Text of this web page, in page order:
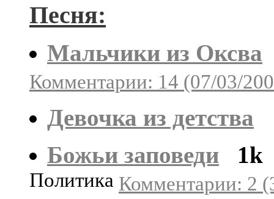
Песня:
Мальчики из Оксва
Комментарии: 14 (07/03/
Девочка из детства
Божьи заповеди
1k
Политика Комментарии: 2